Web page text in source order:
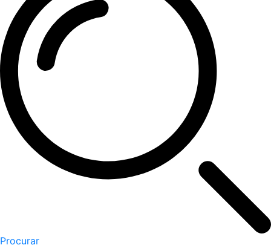
Procurar